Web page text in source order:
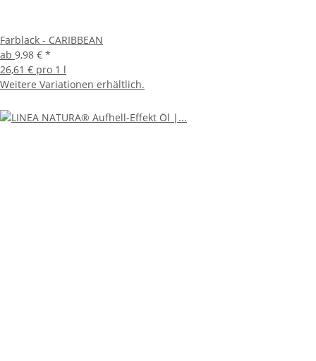
Farblack - CARIBBEAN
ab 9,98 € *
26,61 € pro 1 l
Weitere Variationen erhältlich.